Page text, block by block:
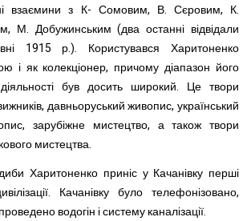
взаємини з К- Сомовим, В. Сєровим, К.
М. Добужинським (два останні відвідали
1915 р.). Користувався Харитоненко
і як колекціонер, причому діапазон його
діяльності був досить широ­кий. Це твори
давньоруський живопис, український
зарубіжне мис­тецтво, а також твори
мистецтва.
Харитоненко приніс у Качанівку пер­ші
Качанівку було телефонізовано,
водогін і систему каналізації.